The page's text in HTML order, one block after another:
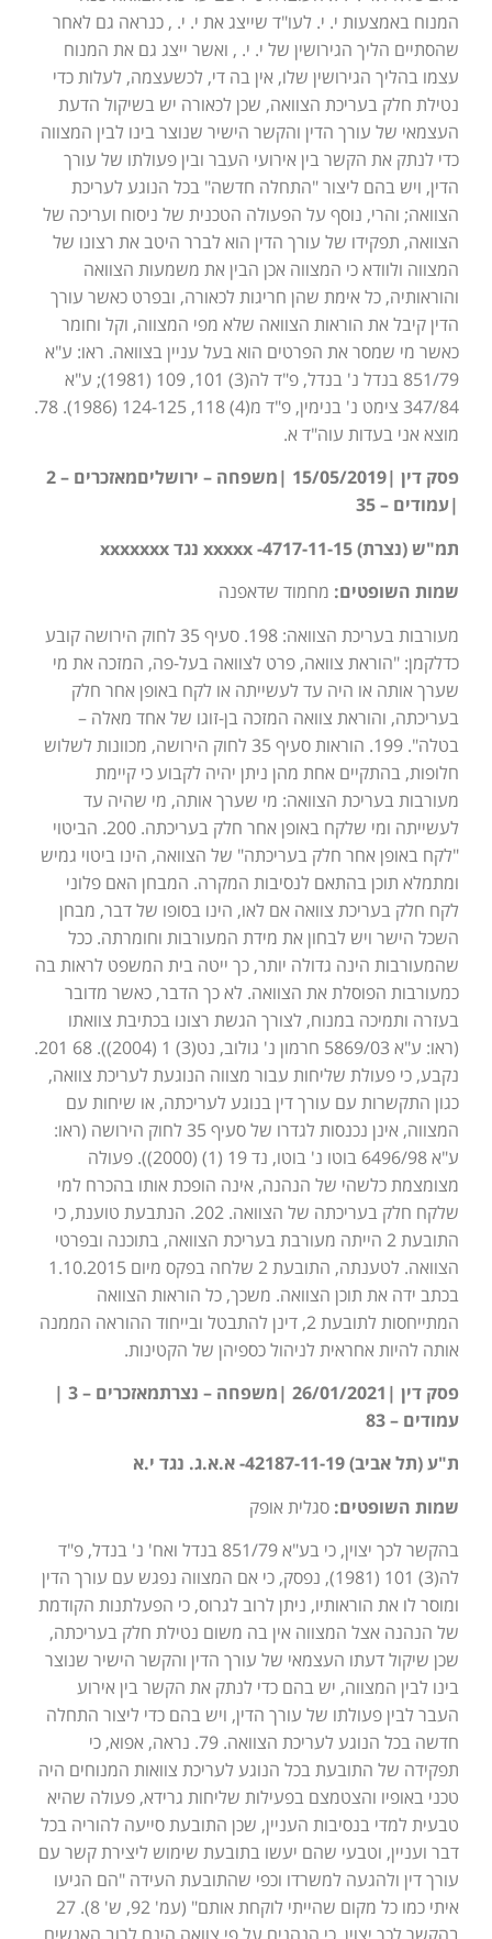
המנוח באמצעות י. י. לעו"ד שייצג את י. י. , כנראה גם לאחר
שהסתיים הליך הגירושין של י. י. , ואשר ייצג גם את המנוח
עצמו בהליך הגירושין שלו, אין בה די, לכשעצמה, לעלות כדי
נטילת חלק בעריכת הצוואה, שכן לכאורה יש בשיקול הדעת
העצמאי של עורך הדין והקשר הישיר שנוצר בינו לבין המצווה
כדי לנתק את הקשר בין אירועי העבר ובין פעולתו של עורך
הדין, ויש בהם ליצור "התחלה חדשה" בכל הנוגע לעריכת
הצוואה; והרי, נוסף על הפעולה הטכנית של ניסוח ועריכה של
הצוואה, תפקידו של עורך הדין הוא לברר היטב את רצונו של
המצווה ולוודא כי המצווה אכן הבין את משמעות הצוואה
והוראותיה, כל אימת שהן חריגות לכאורה, ובפרט כאשר עורך
הדין קיבל את הוראות הצוואה שלא מפי המצווה, וקל וחומר
כאשר מי שמסר את הפרטים הוא בעל עניין בצוואה. ראו: ע"א
851/79 בנדל נ' בנדל, פ"ד לה(3) 101, 109 (1981); ע"א
347/84 צימט נ' בנימין, פ"ד מ(4) 118, 124-125 (1986). 78.
מוצא אני בעדות עוה"ד א.
פסק דין |15/05/2019 |משפחה – ירושליםמאזכרים – 2
|עמודים – 35
תמ"ש (נצרת) 4717-11-15- xxxxx נגד xxxxxxx
שמות השופטים: מחמוד שדאפנה
מעורבות בעריכת הצוואה: 198. סעיף 35 לחוק הירושה קובע
כדלקמן: "הוראת צוואה, פרט לצוואה בעל-פה, המזכה את מי
שערך אותה או היה עד לעשייתה או לקח באופן אחר חלק
בעריכתה, והוראת צוואה המזכה בן-זוגו של אחד מאלה –
בטלה". 199. הוראות סעיף 35 לחוק הירושה, מכוונות לשלוש
חלופות, בהתקיים אחת מהן ניתן יהיה לקבוע כי קיימת
מעורבות בעריכת הצוואה: מי שערך אותה, מי שהיה עד
לעשייתה ומי שלקח באופן אחר חלק בעריכתה. 200. הביטוי
"לקח באופן אחר חלק בעריכתה" של הצוואה, הינו ביטוי גמיש
ומתמלא תוכן בהתאם לנסיבות המקרה. המבחן האם פלוני
לקח חלק בעריכת צוואה אם לאו, הינו בסופו של דבר, מבחן
השכל הישר ויש לבחון את מידת המעורבות וחומרתה. ככל
שהמעורבות הינה גדולה יותר, כך ייטה בית המשפט לראות בה
כמעורבות הפוסלת את הצוואה. לא כך הדבר, כאשר מדובר
בעזרה ותמיכה במנוח, לצורך הגשת רצונו בכתיבת צוואתו
(ראו: ע"א 5869/03 חרמון נ' גולוב, נט(3) 1 (2004)). 68 201.
נקבע, כי פעולת שליחות עבור מצווה הנוגעת לעריכת צוואה,
כגון התקשרות עם עורך דין בנוגע לעריכתה, או שיחות עם
המצווה, אינן נכנסות לגדרו של סעיף 35 לחוק הירושה (ראו:
ע"א 6496/98 בוטו נ' בוטו, נד 19 (1) (2000)). פעולה
מצומצמת כלשהי של הנהנה, אינה הופכת אותו בהכרח למי
שלקח חלק בעריכתה של הצוואה. 202. הנתבעת טוענת, כי
התובעת 2 הייתה מעורבת בעריכת הצוואה, בתוכנה ובפרטי
הצוואה. לטענתה, התובעת 2 שלחה בפקס מיום 1.10.2015
בכתב ידה את תוכן הצוואה. משכך, כל הוראות הצוואה
המתייחסות לתובעת 2, דינן להתבטל ובייחוד ההוראה הממנה
אותה להיות אחראית לניהול כספיהן של הקטינות.
פסק דין |26/01/2021 |משפחה – נצרתמאזכרים – 3 |
עמודים – 83
ת"ע (תל אביב) 42187-11-19- א.א.ג. נגד י.א
שמות השופטים: סגלית אופק
בהקשר לכך יצוין, כי בע"א 851/79 בנדל ואח' נ' בנדל, פ"ד
לה(3) 101 (1981), נפסק, כי אם המצווה נפגש עם עורך הדין
ומוסר לו את הוראותיו, ניתן לרוב לגרוס, כי הפעלתנות הקודמת
של הנהנה אצל המצווה אין בה משום נטילת חלק בעריכתה,
שכן שיקול דעתו העצמאי של עורך הדין והקשר הישיר שנוצר
בינו לבין המצווה, יש בהם כדי לנתק את הקשר בין אירוע
העבר לבין פעולתו של עורך הדין, ויש בהם כדי ליצור התחלה
חדשה בכל הנוגע לעריכת הצוואה. 79. נראה, אפוא, כי
תפקידה של התובעת בכל הנוגע לעריכת צוואות המנוחים היה
טכני באופיו והצטמצם בפעילות שליחות גרידא, פעולה שהיא
טבעית למדי בנסיבות העניין, שכן התובעת סייעה להוריה בכל
דבר ועניין, וטבעי שהם יעשו בתובעת שימוש ליצירת קשר עם
עורך דין ולהגעה למשרדו וכפי שהתובעת העידה "הם הגיעו
איתי כמו כל מקום שהייתי לוקחת אותם" (עמ' 92, ש' 8). 27